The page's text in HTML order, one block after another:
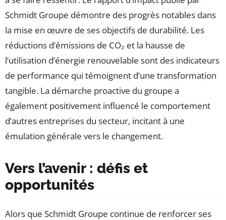
Schmidt Groupe démontre des progrès notables dans
la mise en œuvre de ses objectifs de durabilité. Les
réductions d’émissions de CO₂ et la hausse de
l’utilisation d’énergie renouvelable sont des indicateurs
de performance qui témoignent d’une transformation
tangible. La démarche proactive du groupe a
également positivement influencé le comportement
d’autres entreprises du secteur, incitant à une
émulation générale vers le changement.
Vers l’avenir : défis et
opportunités
Alors que Schmidt Groupe continue de renforcer ses